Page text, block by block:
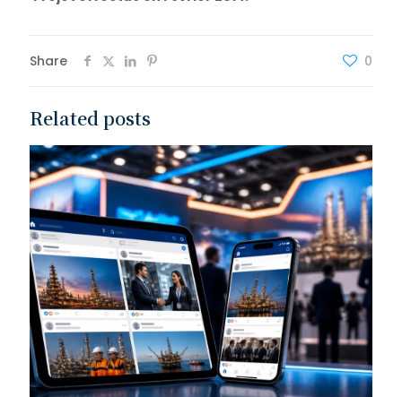
Share 0
Related posts